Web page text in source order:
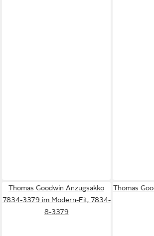
Thomas Goodwin Anzugsakko
7834-3379 im Modern-Fit, 7834-
8-3379
Thomas